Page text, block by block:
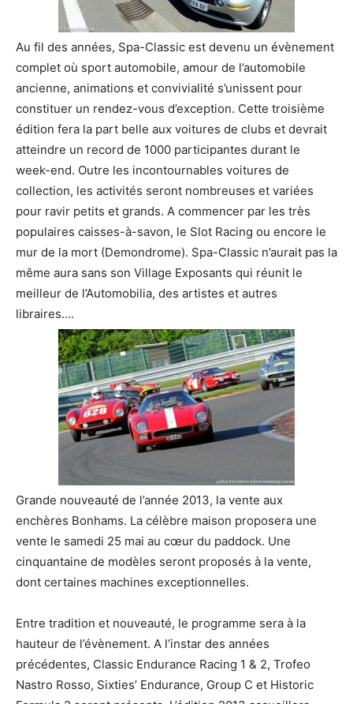
Au fil des années, Spa-Classic est devenu un évènement
complet où sport automobile, amour de l’automobile
ancienne, animations et convivialité s’unissent pour
constituer un rendez-vous d’exception. Cette troisième
édition fera la part belle aux voitures de clubs et devrait
atteindre un record de 1000 participantes durant le
week-end. Outre les incontournables voitures de
collection, les activités seront nombreuses et variées
pour ravir petits et grands. A commencer par les très
populaires caisses-à-savon, le Slot Racing ou encore le
mur de la mort (Demondrome). Spa-Classic n’aurait pas la
même aura sans son Village Exposants qui réunit le
meilleur de l’Automobilia, des artistes et autres
libraires….
Grande nouveauté de l’année 2013, la vente aux
enchères Bonhams. La célèbre maison proposera une
vente le samedi 25 mai au cœur du paddock. Une
cinquantaine de modèles seront proposés à la vente,
dont certaines machines exceptionnelles.
Entre tradition et nouveauté, le programme sera à la
hauteur de l’évènement. A l’instar des années
précédentes, Classic Endurance Racing 1 & 2, Trofeo
Nastro Rosso, Sixties’ Endurance, Group C et Historic